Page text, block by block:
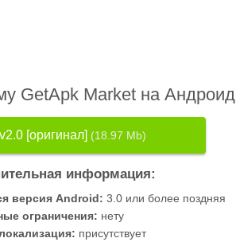
GetApk Market на Андроид
[оригинал] (18.97 Mb)
информация:
версия Android: 3.0 или более поздняя
ограничения: нету
присутствует